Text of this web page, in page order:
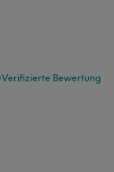
Verifizierte Bewertung